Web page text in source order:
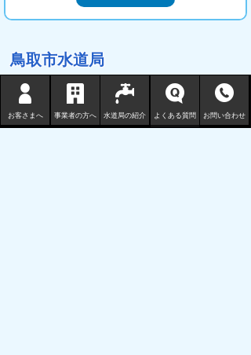
お客さまへ 事業者の方へ 水道局の紹介 よくある質問 お問い合わせ
鳥取市水道局
〒680-1132 鳥取県鳥取市国安 210-3
FAX 0857-53-7802